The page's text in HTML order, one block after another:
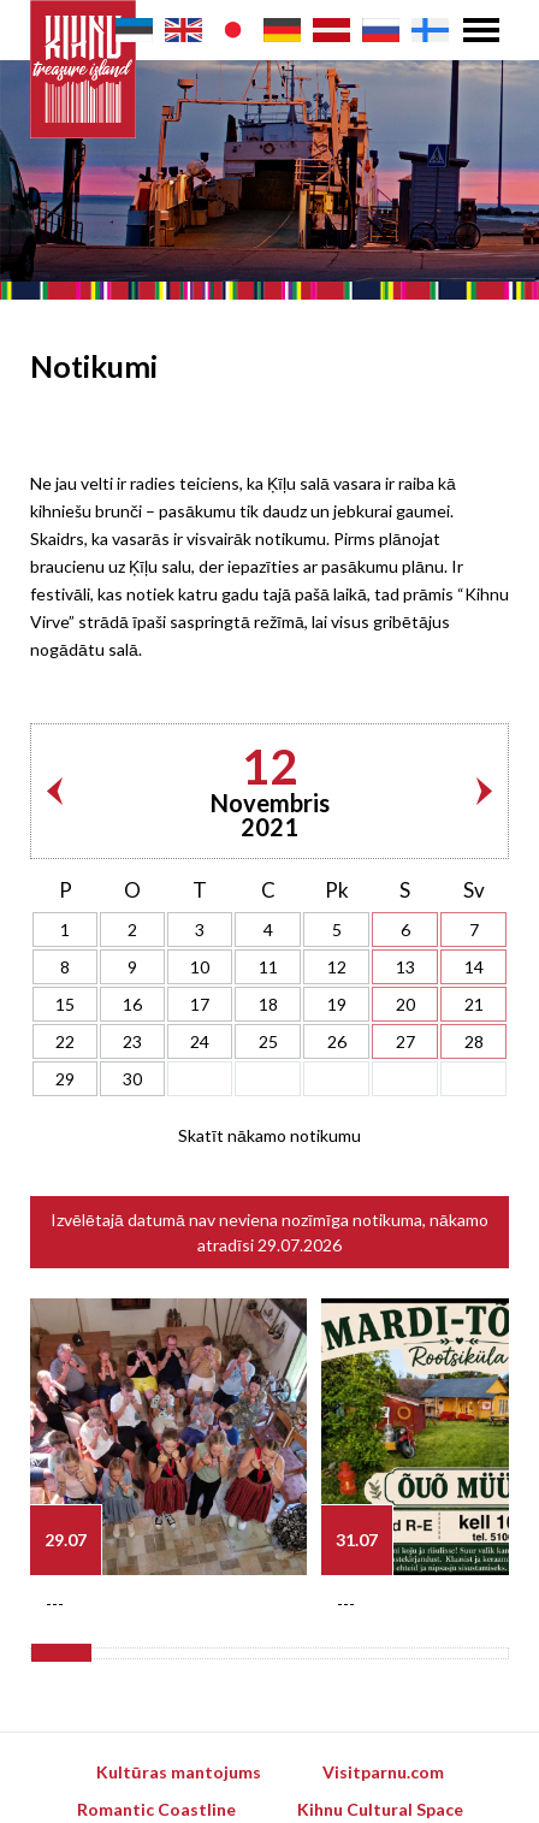
Notikumi
Ne jau velti ir radies teiciens, ka Ķīļu salā vasara ir raiba kā
kihniešu brunči – pasākumu tik daudz un jebkurai gaumei.
Skaidrs, ka vasarās ir visvairāk notikumu. Pirms plānojat
braucienu uz Ķīļu salu, der iepazīties ar pasākumu plānu. Ir
festivāli, kas notiek katru gadu tajā pašā laikā, tad prāmis “Kihnu
Virve” strādā īpaši saspringtā režīmā, lai visus gribētājus
nogādātu salā.
12
Novembris
2021
P O T C Pk S Sv
1 2 3 4 5 6
7
8
9 10 11 12 13
14
15
16 17 18 19 20
21
22
23 24 25 26 27
28
29
30
Skatīt nākamo notikumu
Izvēlētajā datumā nav neviena nozīmīga notikuma, nākamo
atradīsi 29.07.2026
29.07
---
31.07
---
Kultūras mantojums
Visitparnu.com
Romantic Coastline
Kihnu Cultural Space